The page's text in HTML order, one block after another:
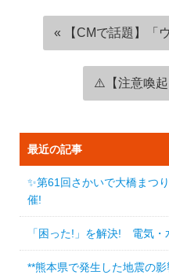
« 【CMで話題】「
⚠️【注意喚起
最近の記事
✨第61回さかいで大橋まつ
催!
「困った!」を解決! 電気・
**熊本県で発生した地震の